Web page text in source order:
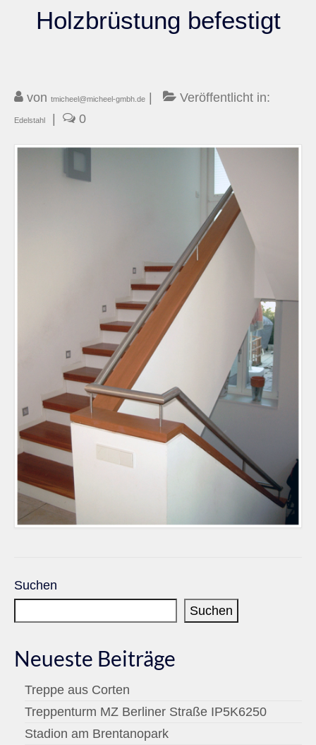
Holzbrüstung befestigt
von tmicheel@micheel-gmbh.de Veröffentlicht in:
Edelstahl 0
Suchen
Suchen
Neueste Beiträge
Treppe aus Corten
Treppenturm MZ Berliner Straße IP5K6250
Stadion am Brentanopark